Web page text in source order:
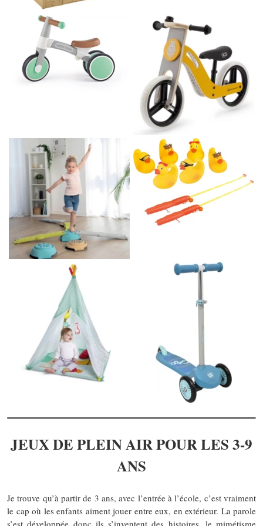
JEUX DE PLEIN AIR POUR LES 3-9
ANS
Je trouve qu’à partir de 3 ans, avec l’entrée à l’école, c’est vraiment
le cap où les enfants aiment jouer entre eux, en extérieur. La parole
s’est développée donc ils s’inventent des histoires, le mimétisme